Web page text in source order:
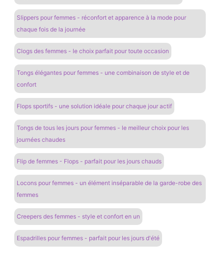
Slippers pour femmes - réconfort et apparence à la mode pour
chaque fois de la journée
Clogs des femmes - le choix parfait pour toute occasion
Tongs élégantes pour femmes - une combinaison de style et de
confort
Flops sportifs - une solution idéale pour chaque jour actif
Tongs de tous les jours pour femmes - le meilleur choix pour les
journées chaudes
Flip de femmes - Flops - parfait pour les jours chauds
Locons pour femmes - un élément inséparable de la garde-robe des
femmes
Creepers des femmes - style et confort en un
Espadrilles pour femmes - parfait pour les jours d'été